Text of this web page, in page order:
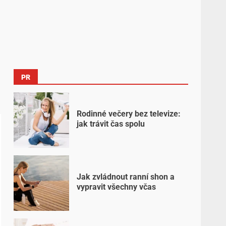
PR
Rodinné večery bez televize:
jak trávit čas spolu
Jak zvládnout ranní shon a
vypravit všechny včas